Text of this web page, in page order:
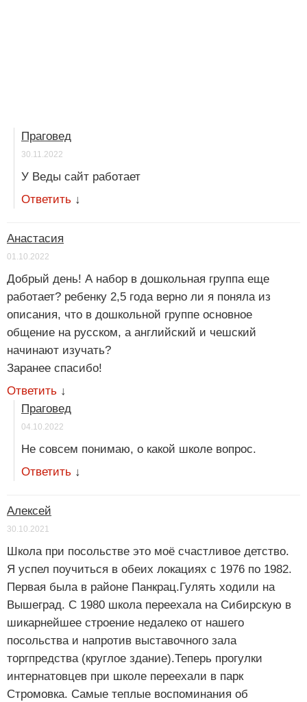
Праговед
30.11.2022
У Веды сайт работает
Ответить ↓
Анастасия
01.10.2022
Добрый день! А набор в дошкольная группа еще
работает? ребенку 2,5 года верно ли я поняла из
описания, что в дошкольной группе основное
общение на русском, а английский и чешский
начинают изучать?
Заранее спасибо!
Ответить ↓
Праговед
04.10.2022
Не совсем понимаю, о какой школе вопрос.
Ответить ↓
Алексей
30.10.2021
Школа при посольстве это моё счастливое детство.
Я успел поучиться в обеих локациях с 1976 по 1982.
Первая была в районе Панкрац.Гулять ходили на
Вышеград. С 1980 школа переехала на Сибирскую в
шикарнейшее строение недалеко от нашего
посольства и напротив выставочного зала
торгпредства (круглое здание).Теперь прогулки
интернатовцев при школе переехали в парк
Стромовка. Самые теплые воспоминания об